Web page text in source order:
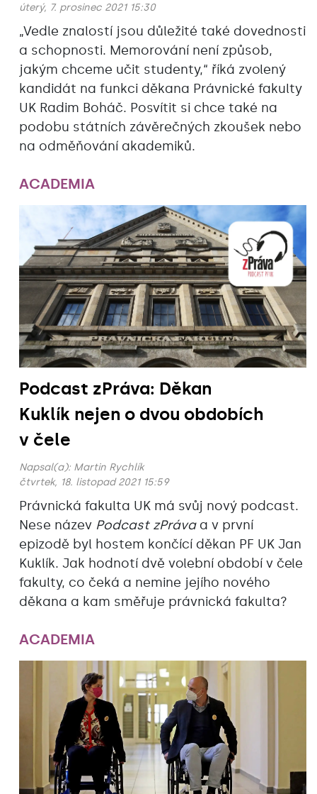
úterý, 7. prosinec 2021 15:30
„Vedle znalostí jsou důležité také dovednosti
a schopnosti. Memorování není způsob,
jakým chceme učit studenty,“ říká zvolený
kandidát na funkci děkana Právnické fakulty
UK Radim Boháč. Posvítit si chce také na
podobu státních závěrečných zkoušek nebo
na odměňování akademiků.
ACADEMIA
Podcast zPráva: Děkan
Kuklík nejen o dvou obdobích
v čele
Napsal(a): Martin Rychlík
čtvrtek, 18. listopad 2021 15:59
Právnická fakulta UK má svůj nový podcast.
Nese název Podcast zPrávaa v první
epizodě byl hostem končící děkan PF UK Jan
Kuklík. Jak hodnotí dvě volební období v čele
fakulty, co čeká a nemine jejího nového
děkana a kam směřuje právnická fakulta?
ACADEMIA